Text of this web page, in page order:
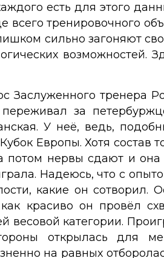
есть для этого
тренировочного
сильно загоняют
возможностей.
Заслуженного тренера
за
У неё, ведь,
Европы. Хотя состав
нервы сдают и она
Надеюсь, что с
какие он сотворил.
красиво он провёл
категории.
открылась для
на равных